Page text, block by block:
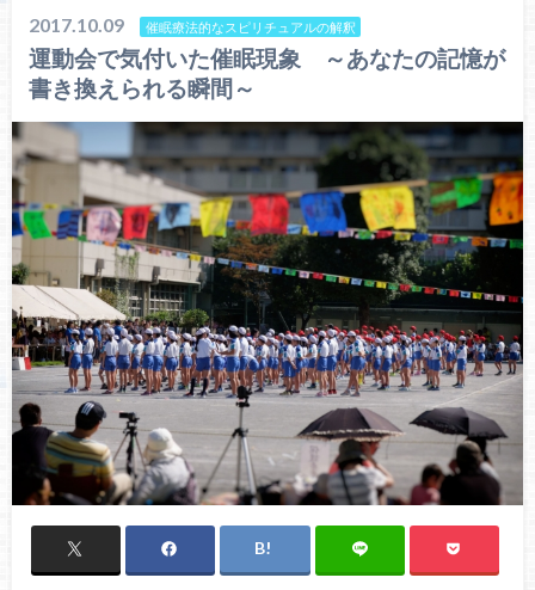
2017.10.09 催眠療法的なスピリチュアルの解釈
運動会で気付いた催眠現象 ～あなたの記憶が
書き換えられる瞬間～